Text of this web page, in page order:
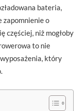
bateria,
zapomnienie o
częściej, niż mogłoby
to nie
który